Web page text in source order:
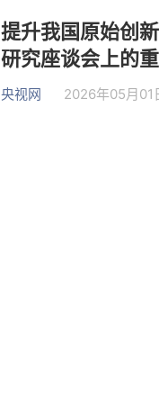
提升我国原始创
研究座谈会上的
央视网 2026年05月01